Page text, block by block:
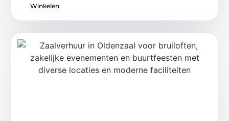
Winkelen